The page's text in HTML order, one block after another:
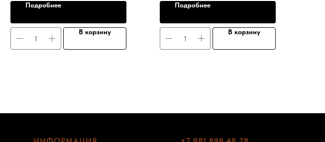
Подробнее
В корзину
Подробнее
В корзину